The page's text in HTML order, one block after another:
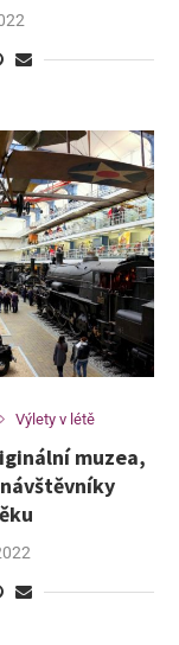
Výlety v létě
muzea,